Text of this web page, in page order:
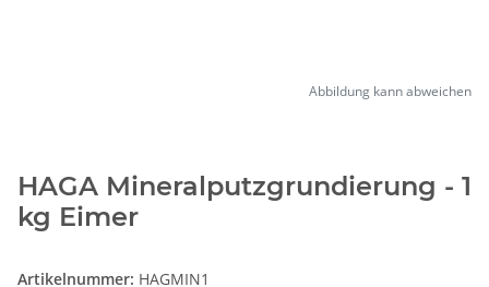
Abbildung kann abweichen
HAGA Mineralputzgrundierung - 1
kg Eimer
Artikelnummer: HAGMIN1